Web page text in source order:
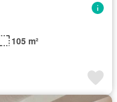
105 m²